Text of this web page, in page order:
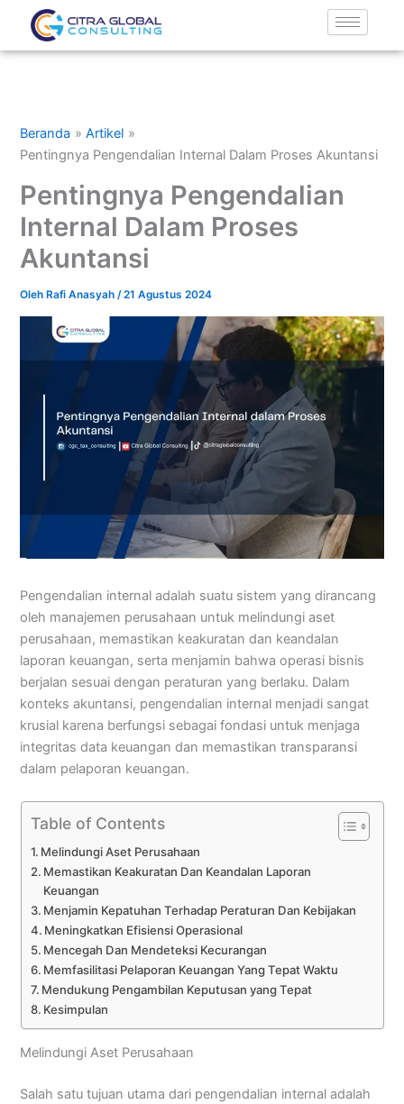
Lewati
konten
Beranda
Artikel
Pentingnya Pengendalian Internal Dalam Proses Akuntansi
Pentingnya Pengendalian
Internal Dalam Proses
Akuntansi
Oleh Rafi Anasyah/21 Agustus 2024
Pengendalian internal adalah suatu sistem yang dirancang
oleh manajemen perusahaan untuk melindungi aset
perusahaan, memastikan keakuratan dan keandalan
laporan keuangan, serta menjamin bahwa operasi bisnis
berjalan sesuai dengan peraturan yang berlaku. Dalam
konteks akuntansi, pengendalian internal menjadi sangat
krusial karena berfungsi sebagai fondasi untuk menjaga
integritas data keuangan dan memastikan transparansi
dalam pelaporan keuangan.
Table of Contents
Melindungi Aset Perusahaan
Memastikan Keakuratan Dan Keandalan Laporan
Keuangan
Menjamin Kepatuhan Terhadap Peraturan Dan Kebijakan
Meningkatkan Efisiensi Operasional
Mencegah Dan Mendeteksi Kecurangan
Memfasilitasi Pelaporan Keuangan Yang Tepat Waktu
Mendukung Pengambilan Keputusan yang Tepat
Kesimpulan
Melindungi Aset Perusahaan
Salah satu tujuan utama dari pengendalian internal adalah